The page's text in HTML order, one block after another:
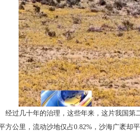
经过几十年的治理，这些年来，这片我国第
方公里，流动沙地仅占0.82%，沙海广袤却